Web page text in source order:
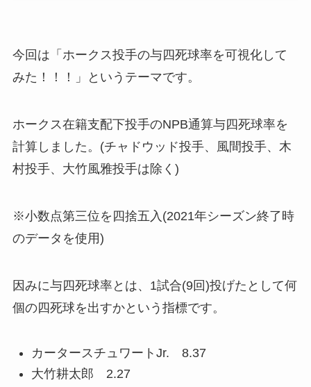
今回は「ホークス投手の与四死球率を可視化して
みた！！！」というテーマです。
ホークス在籍支配下投手のNPB通算与四死球率を
計算しました。(チャドウッド投手、風間投手、木
村投手、大竹風雅投手は除く)
※小数点第三位を四捨五入(2021年シーズン終了時
のデータを使用)
因みに与四死球率とは、1試合(9回)投げたとして何
個の四死球を出すかという指標です。
カータースチュワートJr. 8.37
大竹耕太郎 2.27